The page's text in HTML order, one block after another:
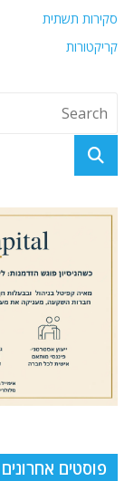
סקירות תשתית
קריקטורות
פוסטים אחרונים